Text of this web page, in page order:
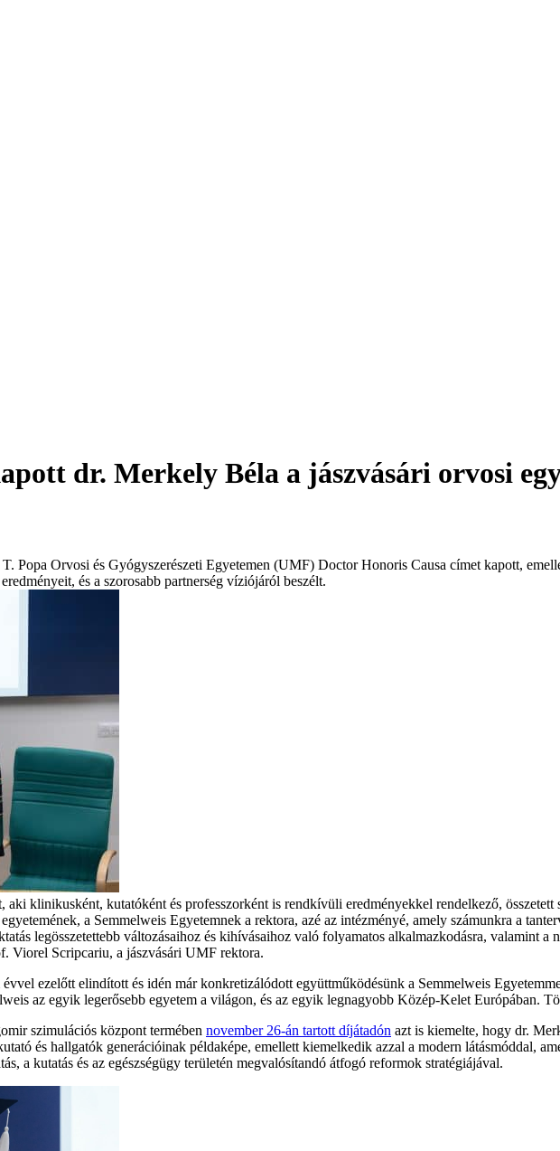
dr. Merkely Béla a jászvásári orvosi
Popa Orvosi és Gyógyszerészeti Egyetemen (UMF) Doctor Honoris Causa címet kapott,
és a szorosabb partnerség víziójáról beszélt.
aki klinikusként, kutatóként és professzorként is rendkívüli eredményekkel rendelkező,
a Semmelweis Egyetemnek a rektora, azé az intézményé, amely számunkra a
legösszetettebb változásaihoz és kihívásaihoz való folyamatos alkalmazkodásra, valamint
Viorel Scripcariu, a jászvásári UMF rektora.
ezelőtt elindított és idén már konkretizálódott együttműködésünk a Semmelweis
az egyik legerősebb egyetem a világon, és az egyik legnagyobb Közép-Kelet Európában.
szimulációs központ termében november 26-án tartott díjátadón azt is kiemelte, hogy dr.
és hallgatók generációinak példaképe, emellett kiemelkedik azzal a modern látásmóddal,
a kutatás és az egészségügy területén megvalósítandó átfogó reformok stratégiájával.